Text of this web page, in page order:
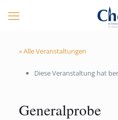
« Alle Veranstaltungen
Diese Veranstaltung hat
Generalprobe